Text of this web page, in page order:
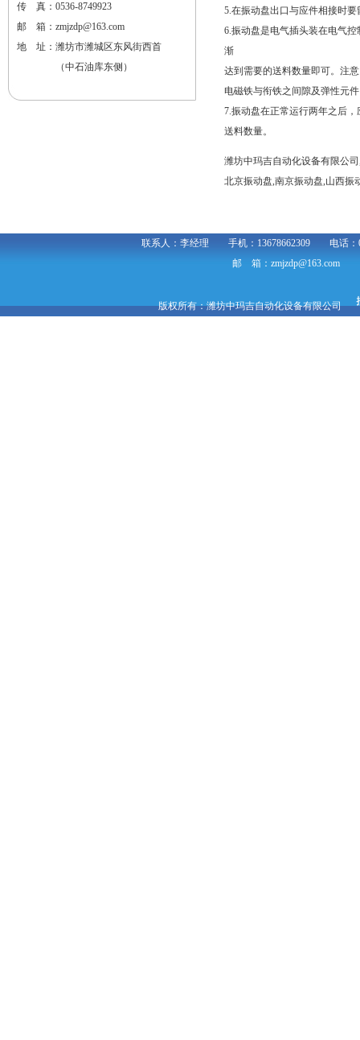
传 真：0536-8749923
邮 箱： zmjzdp@163.com
地 址：潍坊市潍城区东风街西首
（中石油库东侧）
5.在振动盘出口与应件相接时
6.振动盘是电气插头装在电气
渐
达到需要的送料数量即可。注
电磁铁与衔铁之间隙及弹性元
7.振动盘在正常运行两年之后
送料数量。
潍坊中玛吉自动化设备有限公司
北京振动盘,南京振动盘,山西振
联系人：李经理 手机：13678662309 电话：
邮 箱： zmjzdp@163.com
版权所有：潍坊中玛吉自动化设备有限公司